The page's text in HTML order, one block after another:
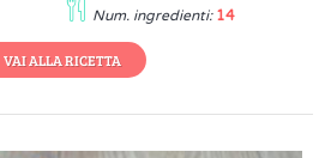
Num. ingredienti: 14
VAI ALLA RICETTA